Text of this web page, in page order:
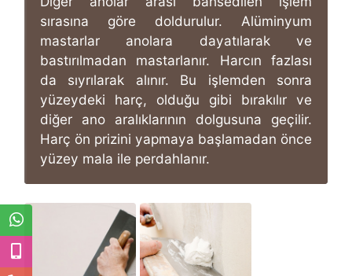
sırasına göre doldurulur. Alüminyum
mastarlar anolara dayatılarak ve
bastırılmadan mastarlanır. Harcın fazlası
da sıyrılarak alınır. Bu işlemden sonra
yüzeydeki harç, olduğu gibi bırakılır ve
diğer ano aralıklarının dolgusuna geçilir.
Harç ön prizini yapmaya başlamadan önce
yüzey mala ile perdahlanır.